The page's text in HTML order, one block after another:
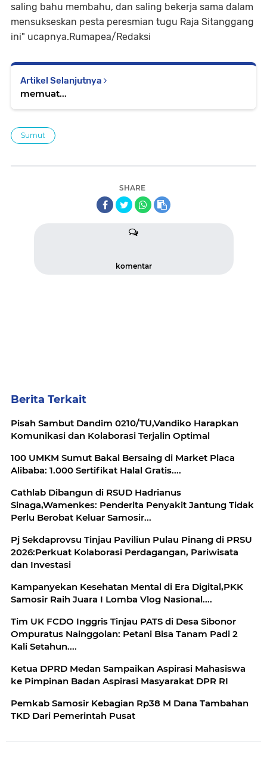
saling bahu membahu, dan saling bekerja sama dalam
mensukseskan pesta peresmian tugu Raja Sitanggang
ini" ucapnya.Rumapea/Redaksi
Artikel Selanjutnya
memuat...
Sumut
SHARE
komentar
Berita Terkait
Pisah Sambut Dandim 0210/TU,Vandiko Harapkan
Komunikasi dan Kolaborasi Terjalin Optimal
100 UMKM Sumut Bakal Bersaing di Market Placa
Alibaba: 1.000 Sertifikat Halal Gratis....
Cathlab Dibangun di RSUD Hadrianus
Sinaga,Wamenkes: Penderita Penyakit Jantung Tidak
Perlu Berobat Keluar Samosir...
Pj Sekdaprovsu Tinjau Paviliun Pulau Pinang di PRSU
2026:Perkuat Kolaborasi Perdagangan, Pariwisata
dan Investasi
Kampanyekan Kesehatan Mental di Era Digital,PKK
Samosir Raih Juara I Lomba Vlog Nasional....
Tim UK FCDO Inggris Tinjau PATS di Desa Sibonor
Ompuratus Nainggolan: Petani Bisa Tanam Padi 2
Kali Setahun....
Ketua DPRD Medan Sampaikan Aspirasi Mahasiswa
ke Pimpinan Badan Aspirasi Masyarakat DPR RI
Pemkab Samosir Kebagian Rp38 M Dana Tambahan
TKD Dari Pemerintah Pusat